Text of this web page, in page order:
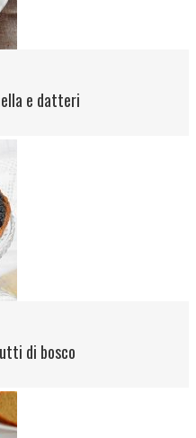
e datteri
di bosco